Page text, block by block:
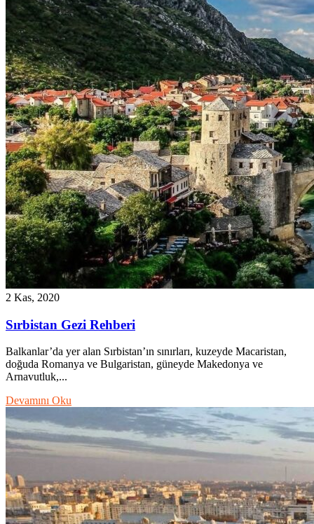
2 Kas, 2020
Sırbistan Gezi Rehberi
Balkanlar’da yer alan Sırbistan’ın sınırları, kuzeyde Macaristan,
doğuda Romanya ve Bulgaristan, güneyde Makedonya ve
Arnavutluk,...
Devamını Oku